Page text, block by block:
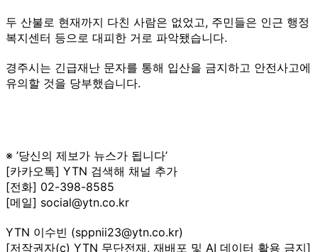
두 산불로 현재까지 다친 사람은 없었고, 주민들은 인근 행정
복지센터 등으로 대피한 거로 파악됐습니다.
경주시는 긴급재난 문자를 통해 입산을 금지하고 안전사고에
유의할 것을 당부했습니다.
※ ’당신의 제보가 뉴스가 됩니다’
[카카오톡] YTN 검색해 채널 추가
[전화] 02-398-8585
[메일] social@ytn.co.kr
YTN 이수빈 (sppnii23@ytn.co.kr)
[저작권자(c) YTN 무단전재, 재배포 및 AI 데이터 활용 금지]